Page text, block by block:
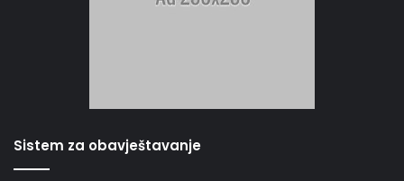
Sistem za obavještavanje